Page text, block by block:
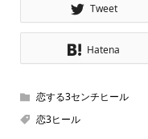
Tweet
Hatena
恋する3センチヒール
恋3ヒール